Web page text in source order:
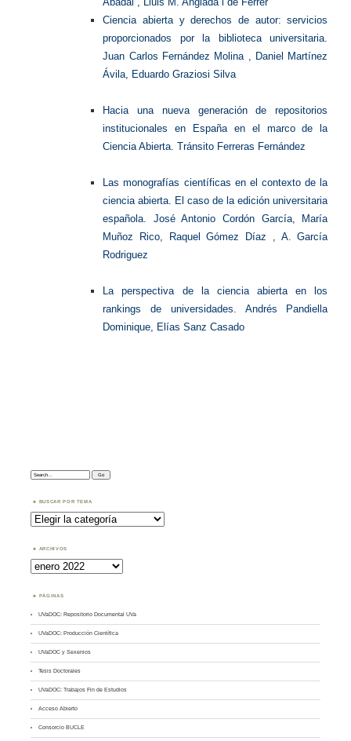
Ciencia abierta y derechos de autor:servicios
proporcionados por la biblioteca universitaria.
Juan Carlos Fernández Molina , Daniel Martínez
Ávila, Eduardo Graziosi Silva
Hacia una nueva generación de repositorios
institucionales en España en el marco de la
Ciencia Abierta.Tránsito Ferreras Fernández
Las monografías científicas en el contexto de la
ciencia abierta. El caso de la edición universitaria
española. José Antonio Cordón García, María
Muñoz Rico, Raquel Gómez Díaz , A. García
Rodriguez
La perspectiva de la ciencia abierta en los
rankings de universidades. Andrés Pandiella
Dominique, Elías Sanz Casado
Search:
BUSCAR POR TEMA
Buscar
por
Tema
ARCHIVOS
Archivos
PÁGINAS
UVaDOC: Repositorio Documental UVa
UVaDOC: Producción Científica
UVaDOC y Sexenios
Tesis Doctorales
UVaDOC: Trabajos Fin de Estudios
Acceso Abierto
Consorcio BUCLE